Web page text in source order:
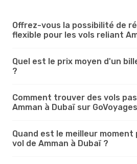
Offrez-vous la possibilité de
flexible pour les vols reliant
Quel est le prix moyen d'un
?
Comment trouver des vols
Amman à Dubaï sur
Quand est le meilleur
vol de Amman à Dubaï ?